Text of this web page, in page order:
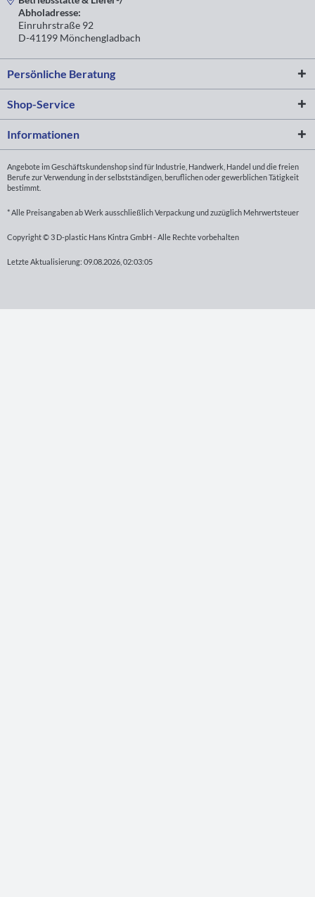
Abholadresse:
Einruhrstraße 92
D-41199 Mönchengladbach
Persönliche Beratung
Shop-Service
Informationen
Angebote im Geschäftskundenshop sind für Industrie, Handwerk, Handel und die freien
Berufe zur Verwendung in der selbstständigen, beruflichen oder gewerblichen Tätigkeit
bestimmt.
* Alle Preisangaben ab Werk ausschließlich Verpackung und zuzüglich Mehrwertsteuer
Copyright © 3 D-plastic Hans Kintra GmbH - Alle Rechte vorbehalten
Letzte Aktualisierung: 09.08.2026, 02:03:05